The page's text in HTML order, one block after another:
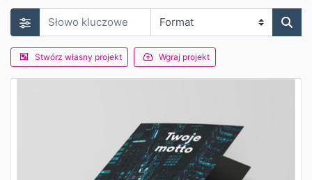
Stwórz własny projekt Wgraj projekt